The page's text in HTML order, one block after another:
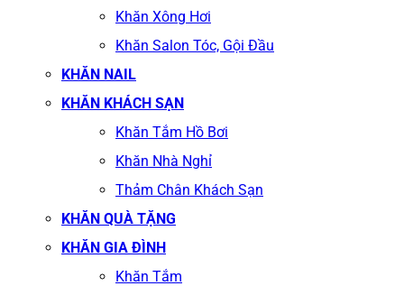
Khăn Xông Hơi
Khăn Salon Tóc, Gội Đầu
KHĂN NAIL
KHĂN KHÁCH SẠN
Khăn Tắm Hồ Bơi
Khăn Nhà Nghỉ
Thảm Chân Khách Sạn
KHĂN QUÀ TẶNG
KHĂN GIA ĐÌNH
Khăn Tắm